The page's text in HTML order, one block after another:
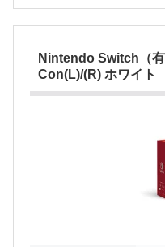
Nintendo Switch（
Con(L)/(R) ホワイト